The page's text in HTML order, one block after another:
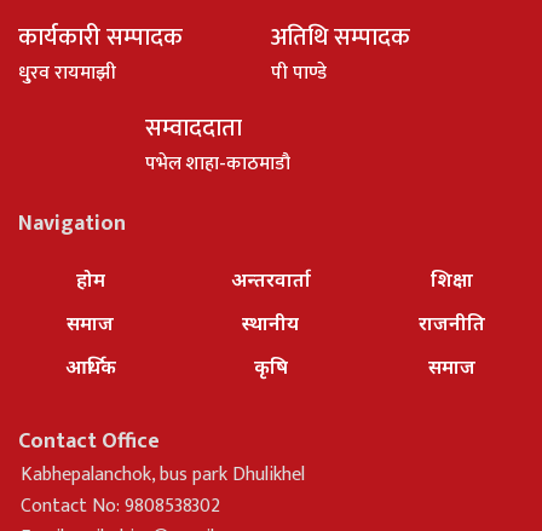
कार्यकारी सम्पादक
धु्रव रायमाझी
अतिथि सम्पादक
पी पाण्डे
सम्वाददाता
पभेल शाहा-काठमाडौ
Navigation
होम
समाज
आर्थिक
अन्तरवार्ता
स्थानीय
कृषि
शिक्षा
राजनीति
समाज
Contact Office
Kabhepalanchok, bus park Dhulikhel
Contact No: 9808538302